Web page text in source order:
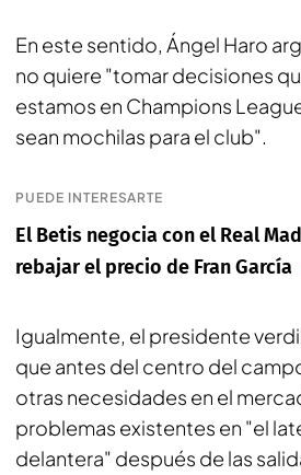
En este sentido, Ángel Haro
no quiere "tomar decisiones
estamos en Champions
sean mochilas para el club".
PUEDE INTERESARTE
El Betis negocia con el Real
rebajar el precio de Fran García
Igualmente, el presidente
que antes del centro del
otras necesidades en el
problemas existentes en "el
delantera" después de las